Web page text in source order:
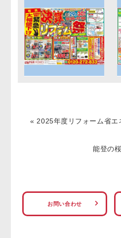
« 2025年度リフォーム省エ
能登の桜
お問い合わせ